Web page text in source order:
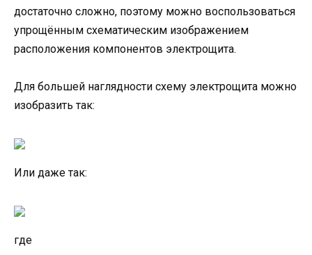
достаточно сложно, поэтому можно воспользоваться
упрощённым схематическим изображением
расположения компонентов электрощита.
Для большей наглядности схему электрощита можно
изобразить так:
Или даже так:
где